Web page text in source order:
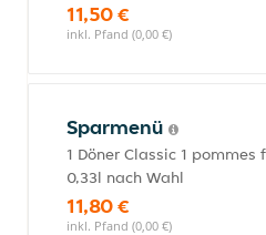
11,50 €
inkl. Pfand (0,00 €)
Sparmenü
1 Döner Classic 1
0,33l nach Wahl
11,80 €
inkl. Pfand (0,00 €)